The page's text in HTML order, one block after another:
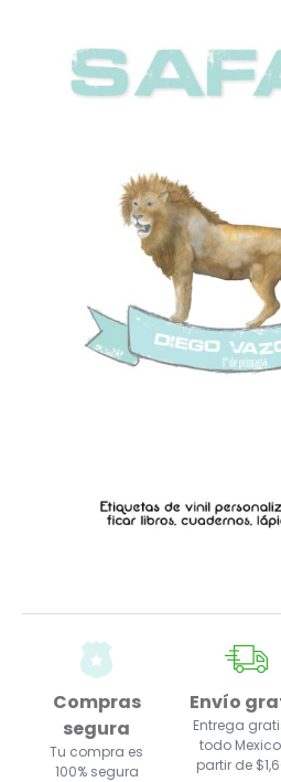
Compras
segura
Tu compra es
100% segura
Envío
Entrega
todo
partir de